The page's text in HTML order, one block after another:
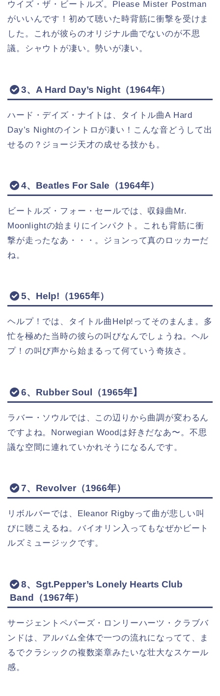
ウイズ・ザ・ビートルズ。Please Mister Postman
がいいんです！初めて聴いた時背筋に衝撃を受けま
した。これが彼らのオリジナル曲でないのが不思
議。シャウトが凄い。勢いが凄い。
3、A Hard Day’s Night（1964年）
ハード・デイズ・ナイトは、タイトル曲A Hard
Day’s Nightのイントロが凄い！こんな音どうして出
せるの？ジョージ天才の成せる技かも。
4、Beatles For Sale（1964年）
ビートルズ・フォー・セールでは、収録曲Mr.
Moonlightの始まりにインパクト。これも背筋に衝
撃が走ったなあ・・・。ジョンって真のロッカーだ
ね。
5、Help!（1965年）
ヘルプ！では、タイトル曲Help!ってそのまんま。多
忙を極めた当時の彼らの叫びなんでしょうね。ヘル
プ！の叫び声から始まるって何ていう奇抜さ。
6、Rubber Soul（1965年】
ラバー・ソウルでは、この辺りから曲調が変わるん
ですよね。Norwegian Woodは好きだなあ〜。不思
議な空間に連れていかれそうになるんです。
7、Revolver（1966年）
リボルバーでは、Eleanor Rigbyって曲が悲しい叫
びに聴こえるね。バイオリン入ってもなぜかビート
ルズミュージックです。
8、Sgt.Pepper’s Lonely Hearts Club
Band（1967年）
サージェントペパーズ・ロンリーハーツ・クラブバ
ンドは、アルバム全体で一つの流れになってて、ま
るでクラシックの複数楽章みたいな壮大なスケール
感。